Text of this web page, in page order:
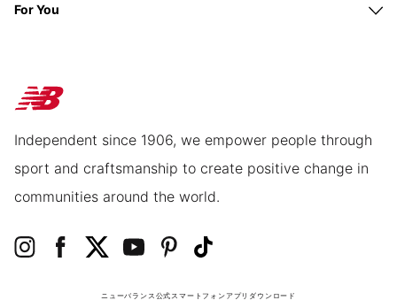
For You
Independent since 1906, we empower people through
sport and craftsmanship to create positive change in
communities around the world.
ニューバランス公式スマートフォンアプリ ダウンロード